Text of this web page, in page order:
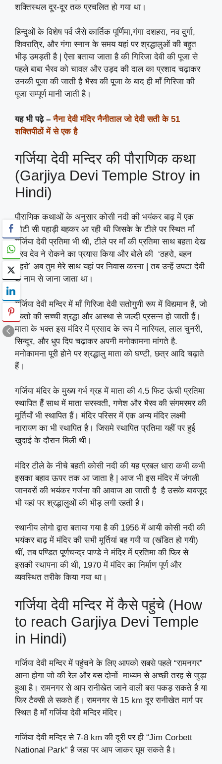
शक्तिस्थल दूर-दूर तक प्रचलित हो गया था।
हिन्दुओं के विशेष पर्व जैसे कार्तिक पूर्णिमा,गंगा दशहरा, नव दुर्गा,
शिवरात्रि, और गंगा स्नान के समय यहां पर श्रद्धालुओं की बहुत
भीड़ उमड़ती है | ऐसा बताया जाता है की गिरिजा देवी की पूजा से
पहले बाबा भैरव को चावल और उड़द की दाल का प्रशाद चढ़ाकर
उनकी पूजा की जाती है भैरव की पूजा के बाद ही माँ गिरिजा की
पूजा सम्पूर्ण मानी जाती है।
यह भी पढ़े – नैना देवी मंदिर नैनीताल जो देवी सती के 51
शक्तिपीठों में से एक है
गर्जिया देवी मन्दिर की पौराणिक कथा
(Garjiya Devi Temple Stroy in
Hindi)
पौराणिक कथाओं के अनुसार कोसी नदी की भयंकर बाढ़ में एक
छोटी सी पहाड़ी बहकर आ रही थी जिसके के टीले पर स्थित माँ
गर्जिया देवी प्रतिमा भी थी, टीले पर माँ की प्रतिमा साथ बहता देख
भैरव देव ने रोकने का प्रयास किया और बोले की ‘ठहरो, बहन
ठहरो’ अब तुम मेरे साथ यहां पर निवास करना | तब उन्हें उपटा देवी
के नाम से जाना जाता था।
गर्जिया देवी मन्दिर में माँ गिरिजा देवी सतोगुणी रूप में विद्यमान हैं, जो
भक्तो की सच्ची श्रद्धा और आस्था से जल्दी प्रसन्न हो जाती हैं।
माता के भक्त इस मंदिर में प्रसाद के रूप में नारियल, लाल चुनरी,
सिन्दूर, और धुप दिप चढ़ाकर अपनी मनोकामना मांगते है.
मनोकामना पूरी होने पर श्रद्धालु माता को घण्टी, छत्र आदि चढ़ाते
हैं।
गर्जिया मंदिर के मुख्य गर्भ ग्रह में माता की 4.5 फिट ऊंची प्रतिमा
स्थापित हैँ साथ में माता सरस्वती, गणेश और भैरव की संगमरमर की
मूर्तियाँ भी स्थापित हैं। मंदिर परिसर में एक अन्य मंदिर लक्ष्मी
नारायण का भी स्थापित है। जिसमे स्थापित प्रतिमा यहीं पर हुई
खुदाई के दौरान मिली थी।
मंदिर टीले के नीचे बहती कोसी नदी की यह प्रबल धारा कभी कभी
इसका बहाव ऊपर तक आ जाता है | आज भी इस मंदिर में जंगली
जानवरों की भयंकर गर्जना की आवाज आ जाती है है उसके बावजूद
भी यहां पर श्रद्धालुओं की भीड़ लगी रहती है।
स्थानीय लोगो द्वारा बताया गया है की 1956 में आयी कोसी नदी की
भयंकर बाढ़ में मंदिर की सभी मूर्तियां बह गयी या (खंडित हो गयी)
थीं, तब पण्डित पूर्णचन्द्र पाण्डे ने मंदिर में प्रतिमा की फिर से
इसकी स्थापना की थी, 1970 में मंदिर का निर्माण पूर्ण और
व्यवस्थित तरीके किया गया था।
गर्जिया देवी मन्दिर में कैसे पहुंचे (How
to reach Garjiya Devi Temple
in Hindi)
गर्जिया देवी मन्दिर में पहुंचने के लिए आपको सबसे पहले “रामनगर”
आना होगा जो की रेल और बस दोनों माध्यम से अच्छी तरह से जुड़ा
हुआ है। रामनगर से आप रानीखेत जाने वाली बस पकड़ सकते है या
फिर टैक्सी ले सकते हैं। रामनगर से 15 km दूर रानीखेत मार्ग पर
स्थित है माँ गर्जिया देवी मन्दिर मंदिर।
गर्जिया देवी मन्दिर से 7-8 km की दूरी पर ही “Jim Corbett
National Park” है जहा पर आप जाकर घूम सकते है।